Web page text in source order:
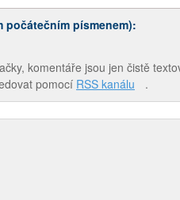
počátečním písmenem):
komentáře jsou jen čistě
pomocí RSS kanálu .